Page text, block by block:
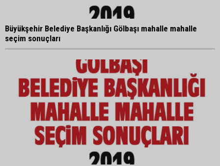
Büyükşehir Belediye Başkanlığı Gölbaşı mahalle mahalle
seçim sonuçları